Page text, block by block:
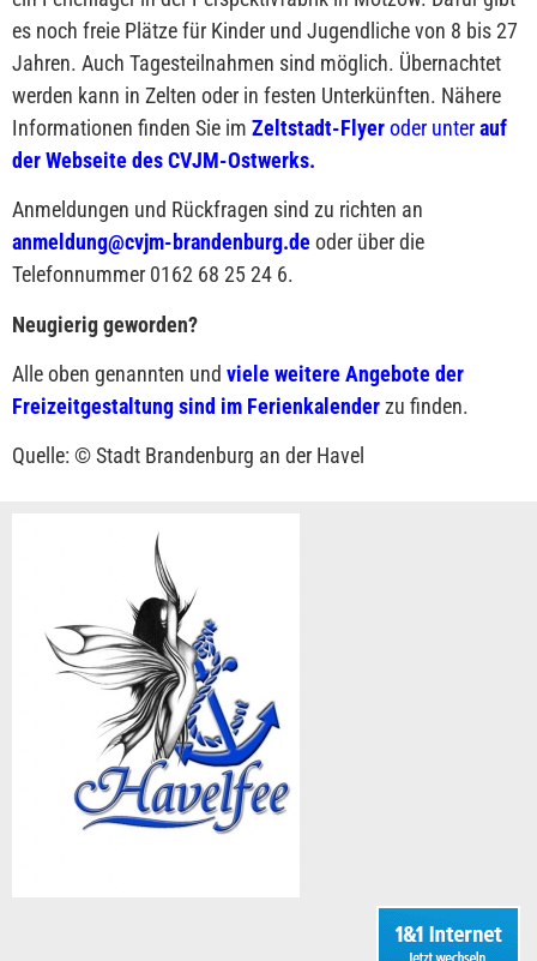
es noch freie Plätze für Kinder und Jugendliche von 8 bis 27
Jahren. Auch Tagesteilnahmen sind möglich. Übernachtet
werden kann in Zelten oder in festen Unterkünften. Nähere
Informationen finden Sie im Zeltstadt-Flyeroder unterauf
der Webseite des CVJM-Ostwerks.
Anmeldungen und Rückfragen sind zu richten an
anmeldung@cvjm-brandenburg.deoder über die
Telefonnummer 0162 68 25 24 6.
Neugierig geworden?
Alle oben genannten und viele weitere Angebote der
Freizeitgestaltung sind im Ferienkalenderzu finden.
Quelle: © Stadt Brandenburg an der Havel